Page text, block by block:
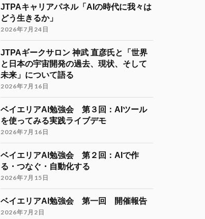
12月7日（土）22:30-24:30（日本時
間）
参加登録
https://forms.gle/kzrJ5k62eHNSAJM29
（登録された方にZoomリンクをお送り
します）
イベント詳細
https://gakuiryugaku.net/seminar/5450
9 21 Twitter
JTPA@シリコンバレー発のエンジニアコ
ミュニティ リツイートされました
海外大学院留学説明会のご案内
「大学院留学後の進路（Zoom開催）」
JTPAキャリアパネル「AIの時代に我々は
どう生きるか」
2026年7月24日
JTPAギークサロン 神武 直彦氏と「世界
と日本の宇宙開発の過去、現状、そして
未来」について語る
2026年7月16日
ベイエリアAI勉強会 第３回：AIツール
を使ってみる実践ライブデモ
2026年7月16日
ベイエリアAI勉強会 第２回：AIで作
る・つなぐ・自動化する
2026年7月15日
ベイエリアAI勉強会 第一回 開催報告
2026年7月2日